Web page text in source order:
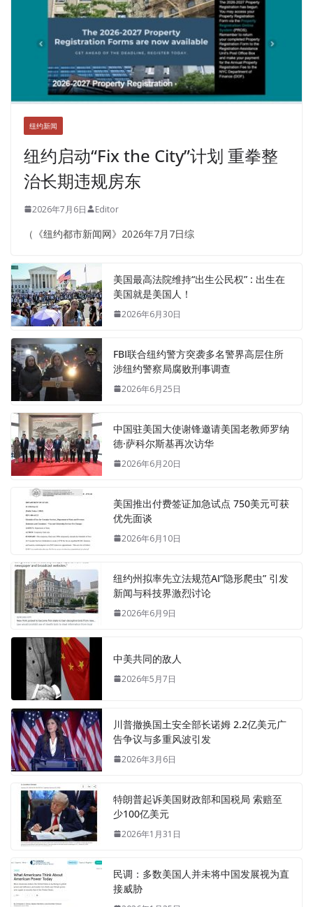
纽约新闻
纽约启动“Fix the City”计划 重拳整
治长期违规房东
2026年7月6日 Editor
（《纽约都市新闻网》2026年7月7日综
美国最高法院维持“出生公民权” : 出生在
美国就是美国人！
2026年6月30日
FBI联合纽约警方突袭多名警界高层住所
涉纽约警察局腐败刑事调查
2026年6月25日
中国驻美国大使谢锋邀请美国老教师罗纳
德·萨科尔斯基再次访华
2026年6月20日
美国推出付费签证加急试点 750美元可获
优先面谈
2026年6月10日
纽约州拟率先立法规范AI“隐形爬虫” 引发
新闻与科技界激烈讨论
2026年6月9日
中美共同的敌人
2026年5月7日
川普撤换国土安全部长诺姆 2.2亿美元广
告争议与多重风波引发
2026年3月6日
特朗普起诉美国财政部和国税局 索赔至
少100亿美元
2026年1月31日
民调：多数美国人并未将中国发展视为直
接威胁